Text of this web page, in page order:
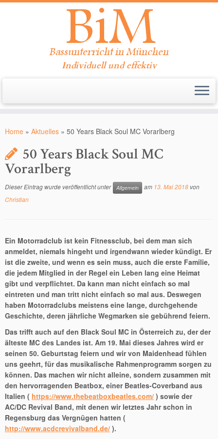
Inhalt
Individuell und effektiv
Home » Aktuelles » 50 Years Black Soul MC Vorarlberg
50 Years Black Soul MC
Vorarlberg
Dieser Eintrag wurde veröffentlicht unter Allgemein am 13. Mai 2018 von
Christian
Ein Motorradclub ist kein Fitnessclub, bei dem man sich
anmeldet, niemals hingeht und irgendwann wieder kündigt. Er
ist die zweite, und wenn es sein muss, auch die erste Familie,
die jedem Mitglied in der Regel ein Leben lang eine Heimat
gibt und verpflichtet. Da kann man nicht einfach so mal
eintreten und man tritt nicht einfach so mal aus. Deswegen
haben Motorradclubs meistens eine lange, durchgehende
Geschichte, deren jährliche Wegmarken sie gebührend feiern.
Das trifft auch auf den Black Soul MC in Österreich zu, der der
älteste MC des Landes ist. Am 19. Mai dieses Jahres wird er
seinen 50. Geburtstag feiern und wir von Maidenhead fühlen
uns geehrt, für das musikalische Rahmenprogramm sorgen zu
können. Das machen wir nicht alleine, sondern zusammen mit
den hervorragenden Beatbox, einer Beatles-Coverband aus
Italien ( https://www.thebeatboxbeatles.com/ ) sowie der
AC/DC Revival Band, mit denen wir letztes Jahr schon in
Regensburg das Vergnügen hatten (
http://www.acdcrevivalband.de/ ).